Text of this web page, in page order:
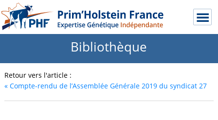
Bibliothèque
Retour vers l'article :
«Compte-rendu de l’Assemblée Générale 2019 du syndicat 27